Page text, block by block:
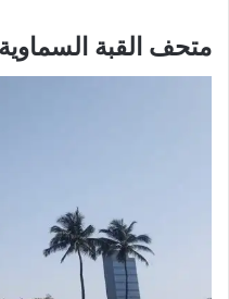
متحف القبة